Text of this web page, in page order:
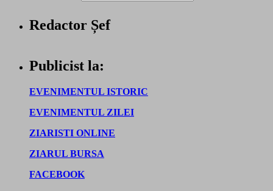
Redactor Șef
Publicist la:
EVENIMENTUL ISTORIC
EVENIMENTUL ZILEI
ZIARISTI ONLINE
ZIARUL BURSA
FACEBOOK